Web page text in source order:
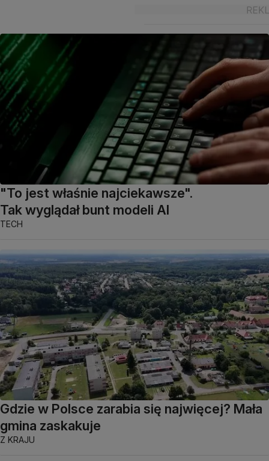
"To jest właśnie najciekawsze".
Tak wyglądał bunt modeli AI
TECH
Gdzie w Polsce zarabia się najwięcej? Mała
gmina zaskakuje
Z KRAJU